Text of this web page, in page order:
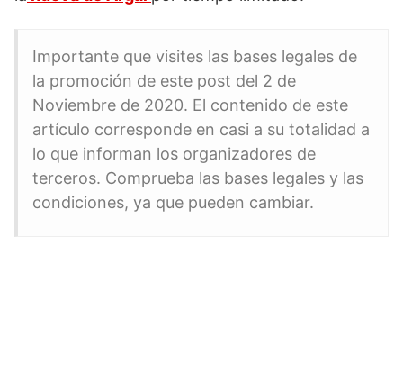
Importante que visites las bases legales de
la promoción de este post del 2 de
Noviembre de 2020. El contenido de este
artículo corresponde en casi a su totalidad a
lo que informan los organizadores de
terceros. Comprueba las bases legales y las
condiciones, ya que pueden cambiar.